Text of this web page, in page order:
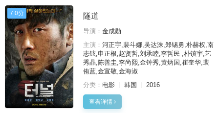
7.0分 隧道
导演： 金成勋
主演： 河正宇,裴斗娜,吴达洙,郑锡勇,朴赫权,南
志铉,申正根,赵贤哲,刘承睦,李哲民 ,朴镇宇,艺
秀晶,陈善圭,李尚熙,金钟秀,黄炳国,崔奎华,裴
侑蓝,金宣敬,金海淑
分类： 电影 韩国 2016
查看详情